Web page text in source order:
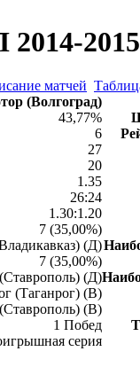
матчей
(Волгоград)
43,77%
6
27
20
1.35
26:24
1.30:1.20
7 (35,00%)
(Д)
7 (35,00%)
(Д)
(Таганрог) (В)
(В)
1 Побед
серия